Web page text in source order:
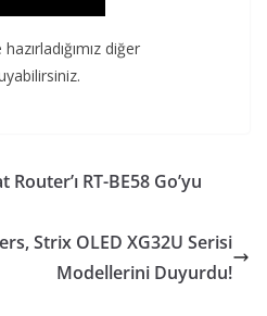
diğer
RT-BE58 Go’yu
Strix OLED XG32U Serisi
Modellerini Duyurdu!